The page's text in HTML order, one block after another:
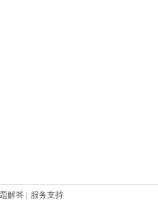
解答 服务支持